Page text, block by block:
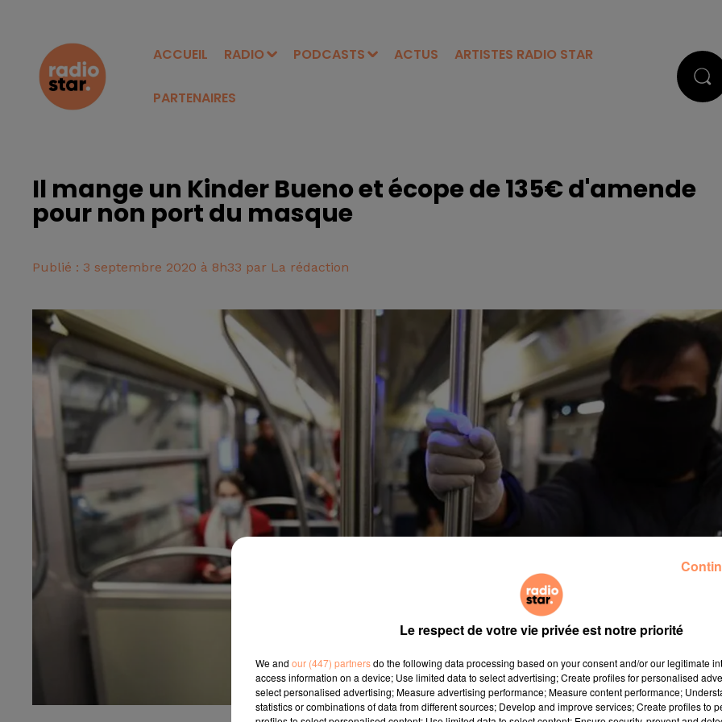
ACCUEIL RADIO PODCASTS ACTUS ARTISTES RADIO STAR
PARTENAIRES
Il mange un Kinder Bueno et écope de 135€ d'amende
pour non port du masque
Publié : 3 septembre 2020 à 8h33 par La rédaction
Le respect de votre vie privée est notre priorité
We and our (447) partnersdo the following data processing based on your consent and/or our legitimate
access information on a device; Use limited data to select advertising; Create profiles for personalised
select personalised advertising; Measure advertising performance; Measure content performance;
statistics or combinations of data from different sources; Develop and improve services; Create profiles to